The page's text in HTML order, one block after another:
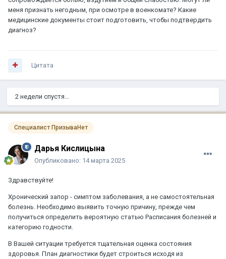
меня признать негодным, при осмотре в военкомате? Какие
медицинские документы стоит подготовить, чтобы подтвердить
диагноз?
Цитата
2 недели спустя...
Специалист ПризываНет
Дарья Кислицына
Опубликовано: 14 марта 2025
Здравствуйте!
Хронический запор - симптом заболевания, а не самостоятельная
болезнь. Необходимо выявить точную причину, прежде чем
получиться определить вероятную статью Расписания болезней и
категорию годности.
В Вашей ситуации требуется тщательная оценка состояния
здоровья. План диагностики будет строиться исходя из